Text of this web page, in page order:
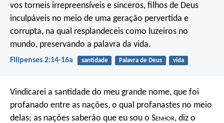
vos torneis irrepreensíveis e sinceros, filhos de Deus
inculpáveis no meio de uma geração pervertida e
corrupta, na qual resplandeceis como luzeiros no
mundo, preservando a palavra da vida.
Filipenses 2:14-16a santidade Palavra de Deus vida
Vindicarei a santidade do meu grande nome, que foi
profanado entre as nações, o qual profanastes no meio
delas; as nações saberão que eu sou o Senhor, diz o